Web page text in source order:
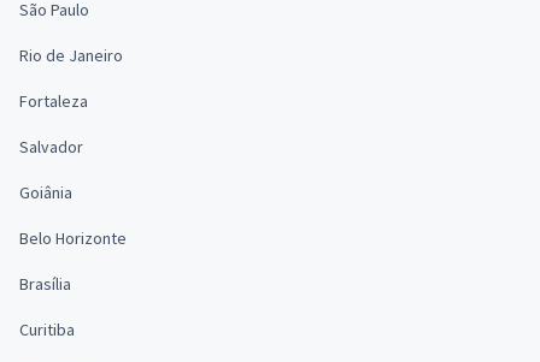
São Paulo
Rio de Janeiro
Fortaleza
Salvador
Goiânia
Belo Horizonte
Brasília
Curitiba